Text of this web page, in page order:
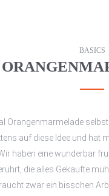
BASICS
auf diese Idee und hat
haben eine wunderbar
die alles Gekaufte
zwar ein bisschen